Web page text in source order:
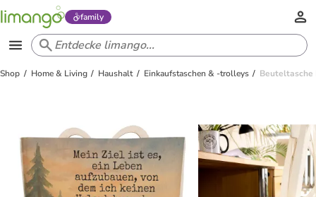
family
Shop Home & Living Haushalt Einkaufstaschen & -trolleys Beuteltasche